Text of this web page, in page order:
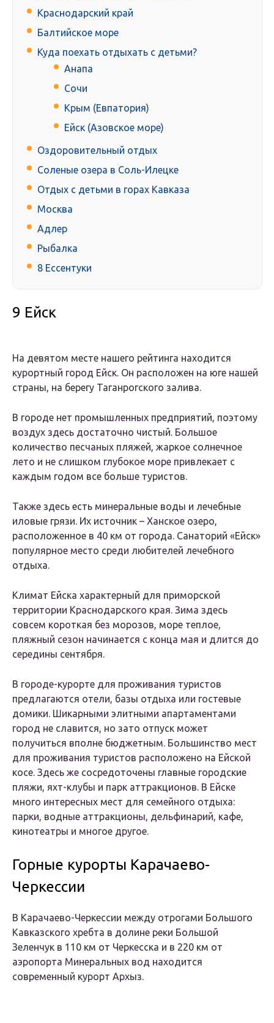
Краснодарский край
Балтийское море
Куда поехать отдыхать с детьми?
Анапа
Сочи
Крым (Евпатория)
Ейск (Азовское море)
Оздоровительный отдых
Соленые озера в Соль-Илецке
Отдых с детьми в горах Кавказа
Москва
Адлер
Рыбалка
8 Ессентуки
9 Ейск
На девятом месте нашего рейтинга находится
курортный город Ейск. Он расположен на юге нашей
страны, на берегу Таганрогского залива.
В городе нет промышленных предприятий, поэтому
воздух здесь достаточно чистый. Большое
количество песчаных пляжей, жаркое солнечное
лето и не слишком глубокое море привлекает с
каждым годом все больше туристов.
Также здесь есть минеральные воды и лечебные
иловые грязи. Их источник – Ханское озеро,
расположенное в 40 км от города. Санаторий «Ейск»
популярное место среди любителей лечебного
отдыха.
Климат Ейска характерный для приморской
территории Краснодарского края. Зима здесь
совсем короткая без морозов, море теплое,
пляжный сезон начинается с конца мая и длится до
середины сентября.
В городе-курорте для проживания туристов
предлагаются отели, базы отдыха или гостевые
домики. Шикарными элитными апартаментами
город не славится, но зато отпуск может
получиться вполне бюджетным. Большинство мест
для проживания туристов расположено на Ейской
косе. Здесь же сосредоточены главные городские
пляжи, яхт-клубы и парк аттракционов. В Ейске
много интересных мест для семейного отдыха:
парки, водные аттракционы, дельфинарий, кафе,
кинотеатры и многое другое.
Горные курорты Карачаево-
Черкессии
В Карачаево-Черкессии между отрогами Большого
Кавказского хребта в долине реки Большой
Зеленчук в 110 км от Черкесска и в 220 км от
аэропорта Минеральных вод находится
современный курорт Архыз.